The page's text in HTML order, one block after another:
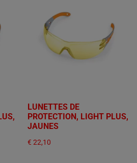
LUNETTES DE
PROTECTION, LIGHT PLUS,
JAUNES
€ 22,10